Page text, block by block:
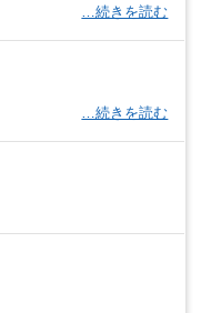
…続きを読む
…続きを読む